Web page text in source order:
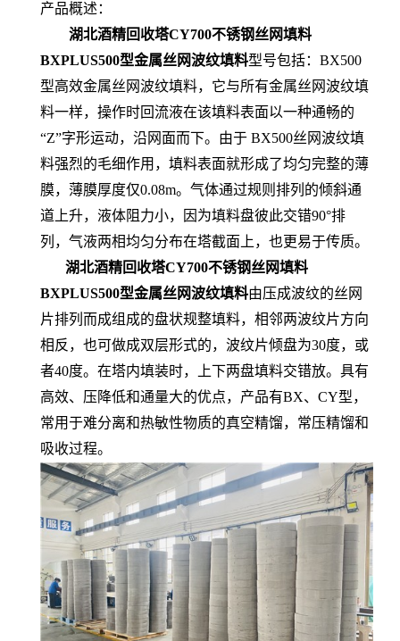
产品概述：
湖北酒精回收塔CY700不锈钢丝网填料
BXPLUS500型金属丝网波纹填料型号包括：BX500
型高效金属丝网波纹填料，它与所有金属丝网波纹填
料一样，操作时回流液在该填料表面以一种通畅的
“Z”字形运动，沿网面而下。由于 BX500丝网波纹填
料强烈的毛细作用，填料表面就形成了均匀完整的薄
膜，薄膜厚度仅0.08m。气体通过规则排列的倾斜通
道上升，液体阻力小，因为填料盘彼此交错90°排
列，气液两相均匀分布在塔截面上，也更易于传质。
湖北酒精回收塔CY700不锈钢丝网填料
BXPLUS500型金属丝网波纹填料由压成波纹的丝网
片排列而成组成的盘状规整填料，相邻两波纹片方向
相反，也可做成双层形式的，波纹片倾盘为30度，或
者40度。在塔内填装时，上下两盘填料交错放。具有
高效、压降低和通量大的优点，产品有BX、CY型，
常用于难分离和热敏性物质的真空精馏，常压精馏和
吸收过程。